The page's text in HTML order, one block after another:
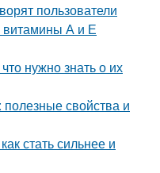
пользователи
витамины А и Е
нужно знать о их
свойства и
стать сильнее и